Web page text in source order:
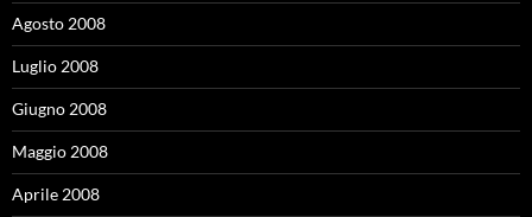
Agosto 2008
Luglio 2008
Giugno 2008
Maggio 2008
Aprile 2008